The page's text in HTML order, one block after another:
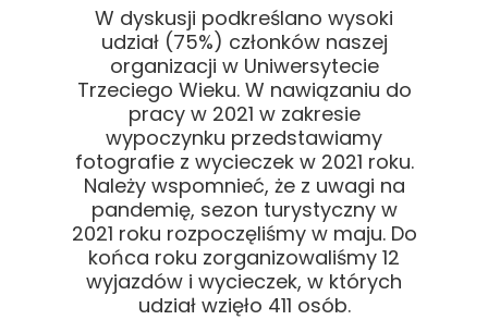
W dyskusji podkreślano wysoki
udział (75%) członków naszej
organizacji w Uniwersytecie
Trzeciego Wieku. W nawiązaniu do
pracy w 2021 w zakresie
wypoczynku przedstawiamy
fotografie z wycieczek w 2021 roku.
Należy wspomnieć, że z uwagi na
pandemię, sezon turystyczny w
2021 roku rozpoczęliśmy w maju. Do
końca roku zorganizowaliśmy 12
wyjazdów i wycieczek, w których
udział wzięło 411 osób.